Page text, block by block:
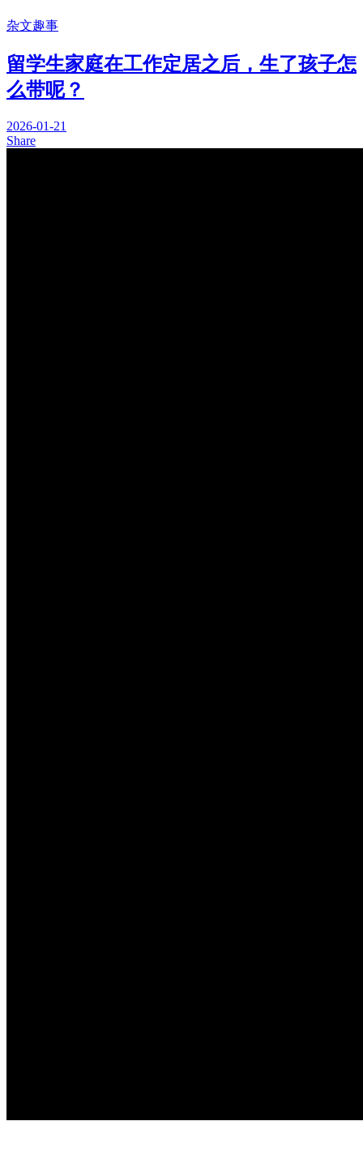
杂文趣事
留学生家庭在工作定居之后，生了孩子怎
么带呢？
2026-01-21
Share